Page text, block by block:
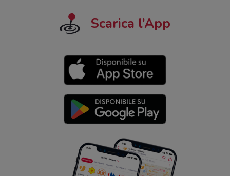
Scarica l’App